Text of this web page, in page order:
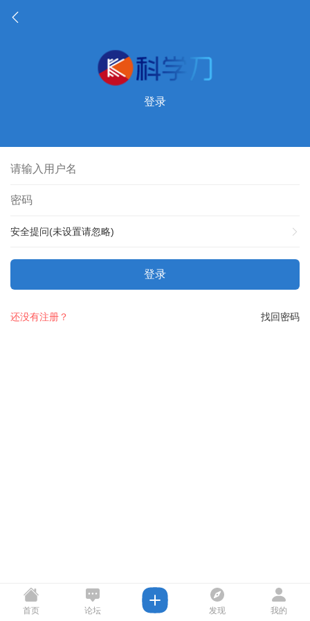
登录
安全提问(未设置请忽略)
登录
找回密码
还没有注册？
首页 论坛 发现 我的